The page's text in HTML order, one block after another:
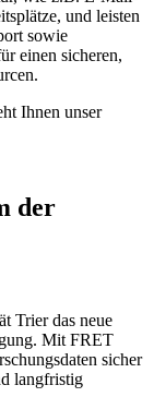
und leisten
sowie
einen sicheren,
Ihnen unser
der
Trier das neue
Mit FRET
sicher
langfristig